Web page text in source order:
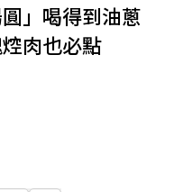
」喝得到油蔥
肉也必點